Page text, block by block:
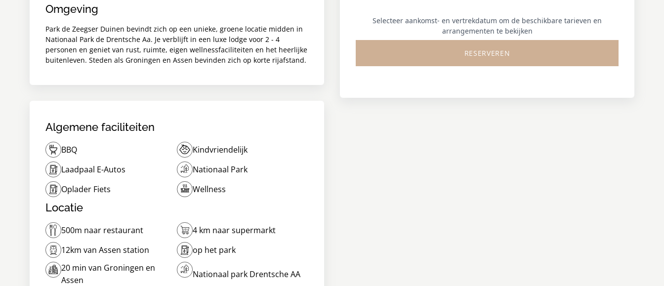
Omgeving
Park de Zeegser Duinen bevindt zich op een unieke, groene locatie midden in
Nationaal Park de Drentsche Aa. Je verblijft in een luxe lodge voor 2 - 4
personen en geniet van rust, ruimte, eigen wellnessfaciliteiten en het heerlijke
buitenleven. Steden als Groningen en Assen bevinden zich op korte rijafstand.
Algemene faciliteiten
BBQ
Kindvriendelijk
Laadpaal E-Autos
Nationaal Park
Oplader Fiets
Wellness
Locatie
500m naar restaurant
4 km naar supermarkt
12km van Assen station
op het park
20 min van Groningen en
Assen
Nationaal park Drentsche AA
Selecteer aankomst- en vertrekdatum om de beschikbare tarieven en
arrangementen te bekijken
RESERVEREN